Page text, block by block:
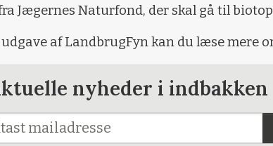
Jægernes Naturfond, der skal gå til
af LandbrugFyn kan du læse mere
nyheder i indbakken